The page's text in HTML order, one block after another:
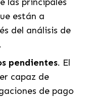
están a
del análisis de
pendientes. El
capaz de
de pago